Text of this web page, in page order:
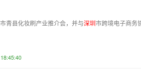
青县化妆刷产业推介会，并与深圳市跨境电子商务